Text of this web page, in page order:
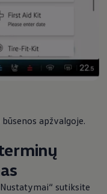
apžvalgoje.
sutiksite